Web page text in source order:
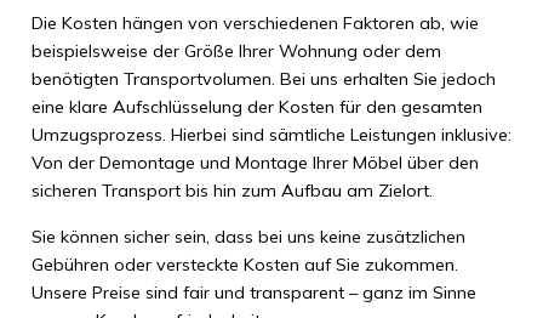
Die Kosten hängen von verschiedenen Faktoren ab, wie
beispielsweise der Größe Ihrer Wohnung oder dem
benötigten Transportvolumen. Bei uns erhalten Sie jedoch
eine klare Aufschlüsselung der Kosten für den gesamten
Umzugsprozess. Hierbei sind sämtliche Leistungen inklusive:
Von der Demontage und Montage Ihrer Möbel über den
sicheren Transport bis hin zum Aufbau am Zielort.
Sie können sicher sein, dass bei uns keine zusätzlichen
Gebühren oder versteckte Kosten auf Sie zukommen.
Unsere Preise sind fair und transparent – ganz im Sinne